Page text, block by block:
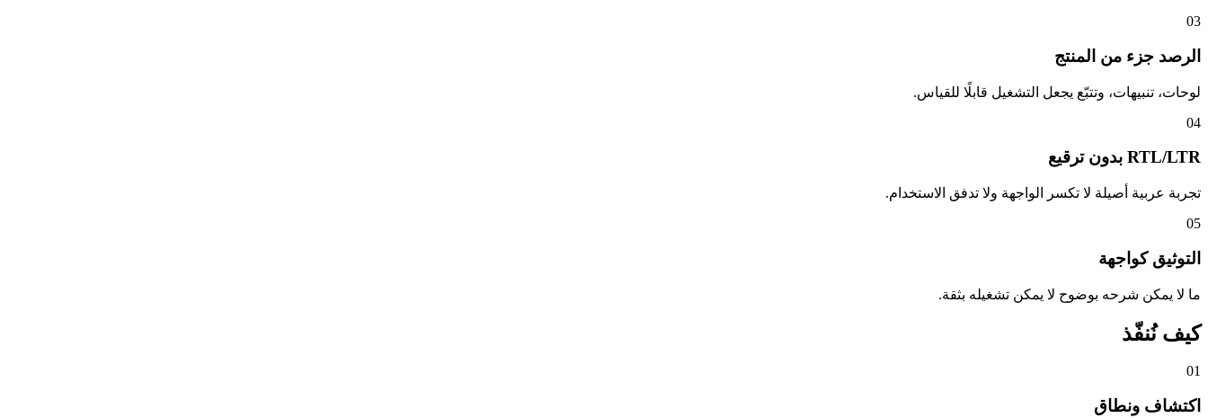
03
الرصد جزء من المنتج
لوحات، تنبيهات، وتتبّع يجعل التشغيل قابلًا للقياس.
04
RTL/LTR بدون ترقيع
تجربة عربية أصيلة لا تكسر الواجهة ولا تدفق الاستخدام.
05
التوثيق كواجهة
ما لا يمكن شرحه بوضوح لا يمكن تشغيله بثقة.
كيف نُنفّذ
01
اكتشاف ونطاق